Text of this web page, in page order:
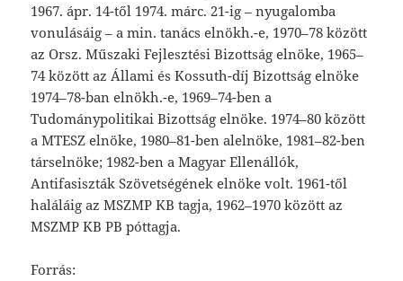
1967. ápr. 14-től 1974. márc. 21-ig – nyugalomba
vonulásáig – a min. tanács elnökh.-e, 1970–78 között
az Orsz. Műszaki Fejlesztési Bizottság elnöke, 1965–
74 között az Állami és Kossuth-díj Bizottság elnöke
1974–78-ban elnökh.-e, 1969–74-ben a
Tudománypolitikai Bizottság elnöke. 1974–80 között
a MTESZ elnöke, 1980–81-ben alelnöke, 1981–82-ben
társelnöke; 1982-ben a Magyar Ellenállók,
Antifasiszták Szövetségének elnöke volt. 1961-től
haláláig az MSZMP KB tagja, 1962–1970 között az
MSZMP KB PB póttagja.
Forrás: